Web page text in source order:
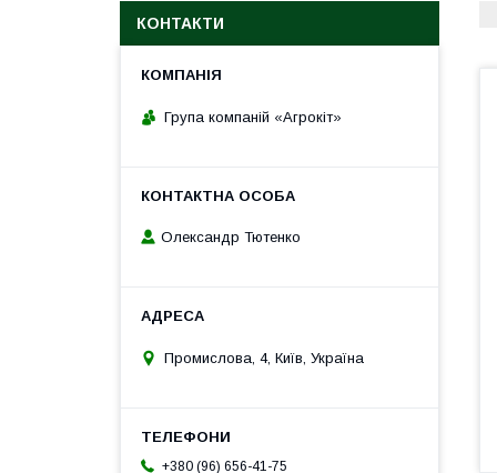
КОНТАКТИ
Група компаній «Агрокіт»
Олександр Тютенко
Промислова, 4, Київ, Україна
+380 (96) 656-41-75